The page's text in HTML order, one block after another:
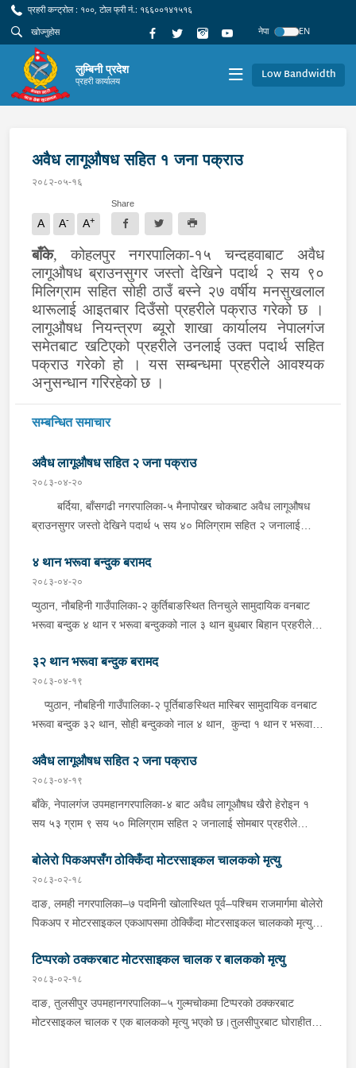
प्रहरी कन्ट्रोल : १००, टोल फ्री नं.: १६६००१४१५१६
नेपा
EN
लुम्बिनी प्रदेश
प्रहरी कार्यालय Low Bandwidth
अवैध लागूऔषध सहित १ जना पक्राउ
२०८२-०५-१६
A A- A+
Share
बाँके, कोहलपुर नगरपालिका-१५ चन्दहवाबाट अवैध
लागूऔषध ब्राउनसुगर जस्तो देखिने पदार्थ २ सय ९०
मिलिग्राम सहित सोही ठाउँ बस्ने २७ वर्षीय मनसुखलाल
थारूलाई आइतबार दिउँसो प्रहरीले पक्राउ गरेको छ ।
लागूऔषध नियन्त्रण ब्यूरो शाखा कार्यालय नेपालगंज
समेतबाट खटिएको प्रहरीले उनलाई उक्त पदार्थ सहित
पक्राउ गरेको हो ।यस सम्बन्धमा प्रहरीले आवश्यक
अनुसन्धान गरिरहेको छ ।
सम्बन्धित समाचार
अवैध लागूऔषध सहित २ जना पक्राउ
२०८३-०४-२०
बर्दिया, बाँसगढी नगरपालिका-५ मैनापोखर चोकबाट अवैध लागूऔषध
ब्राउनसुगर जस्तो देखिने पदार्थ ५ सय ४० मिलिग्राम सहित २ जनालाई
नगरपालिका-६ बस्ने २४ वर्षीय किरण नेपाली र ३६ वर्षीय सतिराम थारू रहेका
छन् । इलाका प्रहरी कार्यालय मोतिपुरबाट खटिएको प्रहरीले दमौलीबाट
बासगढीतर्फ आउँदै गरेको भे.५ प २०३९ नम्बरको मोटरसाइकलमा सवार
उनीहरूलाई उक्त पदार्थ सहित पक्राउ गरेको हो ।यस सम्बन्धमा प्रहरीले
४ थान भरूवा बन्दुक बरामद
२०८३-०४-२०
प्युठान, नौबहिनी गाउँपालिका-२ कुर्तिबाङस्थित तिनचुले सामुदायिक वनबाट
भरूवा बन्दुक ४ थान र भरूवा बन्दुकको नाल ३ थान बुधबार बिहान प्रहरीले
उक्त बन्दुक फेला पारी बरामद गरेको हो । यस सम्बन्धमा प्रहरीले आवश्यक
अनुसन्धान गरिरहेको छ ।
३२ थान भरूवा बन्दुक बरामद
२०८३-०४-१९
प्युठान, नौबहिनी गाउँपालिका-२ पूर्तिबाङस्थित मास्बिर सामुदायिक वनबाट
भरूवा बन्दुक ३२ थान, सोही बन्दुकको नाल ४ थान, कुन्दा १ थान र भरूवा
प्रहरी कार्यालय लुङबाहानेबाट खटिएको प्रहरीले उक्त हातहतियार फेला पारी
बरामद गरेको हो । यस सम्बन्धमा प्रहरीले आवश्यक अनुसन्धान गरिरहेको
छ ।
अवैध लागूऔषध सहित २ जना पक्राउ
२०८३-०४-१९
बाँके, नेपालगंज उपमहानगरपालिका-४ बाट अवैध लागूऔषध खैरो हेरोइन १
सय ५३ ग्राम ९ सय ५० मिलिग्राम सहित २ जनालाई सोमबार प्रहरीले
वर्षीय सुशिल भण्डारी र सोही उपमहानगरपालिका-१० बस्ने ५५ वर्षीय अरूण
कुमार जयसवाल रहेका छन् । लागूऔषध नियन्त्रण ब्यूरो शाखा कार्यालय
नेपालगंजबाट खटिएको प्रहरीले उनीहरूलाई उक्त लागूऔषध सहित पक्राउ
गरेको हो । थप अनुसन्धानको क्रममा प्रहरीले अरूण कुमारको घर तलासी
२ लाख १४ हजार भारतीय रूपैयाँ र डिजिटल तराजु १ थान समेत फेला पारी
बरामद गरेको छ ।यस सम्बन्धमा प्रहरीले आवश्यक अनुसन्धान गरिरहेको छ ।
बोलेरो पिकअपसँग ठोक्किँदा मोटरसाइकल चालकको मृत्यु
२०८३-०२-१८
दाङ, लमही नगरपालिका–७ पदमिनी खोलास्थित पूर्व–पश्चिम राजमार्गमा बोलेरो
पिकअप र मोटरसाइकल एकआपसमा ठोक्किँदा मोटरसाइकल चालकको मृत्यु
मोटरसाइकल र विपरीत दिशाबाट अमिलियाबाट लमहीतर्फ आउँदै गरेको लु.२
च.९६१७ नम्बरको बोलेरो पिकअप एकआपसमा ठोक्किँदा मोटरसाइकल चालक
बर्दियाको गेरुवा गाउँपालिका–४ मैनापोखर निवासी ३३ वर्षीय खिम तिमिल्सिना
गम्भीर घाइते भएका थिए।घाइते तिमिल्सिनालाई उपचारका लागि लमही
टिप्परको ठक्करबाट मोटरसाइकल चालक र बालकको मृत्यु
२०८३-०२-१८
दाङ, तुलसीपुर उपमहानगरपालिका–५ गुल्मचोकमा टिप्परको ठक्करबाट
मोटरसाइकल चालक र एक बालकको मृत्यु भएको छ।तुलसीपुरबाट घोराहीतर्फ